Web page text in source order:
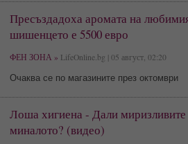
Пресъздадоха аромата на
шишенцето е 5500 евро
ФЕН ЗОНА » LifeOnline.bg | 05 август, 02:20
Очаква се по магазините през октомври
Лоша хигиена - Дали
миналото? (видео)